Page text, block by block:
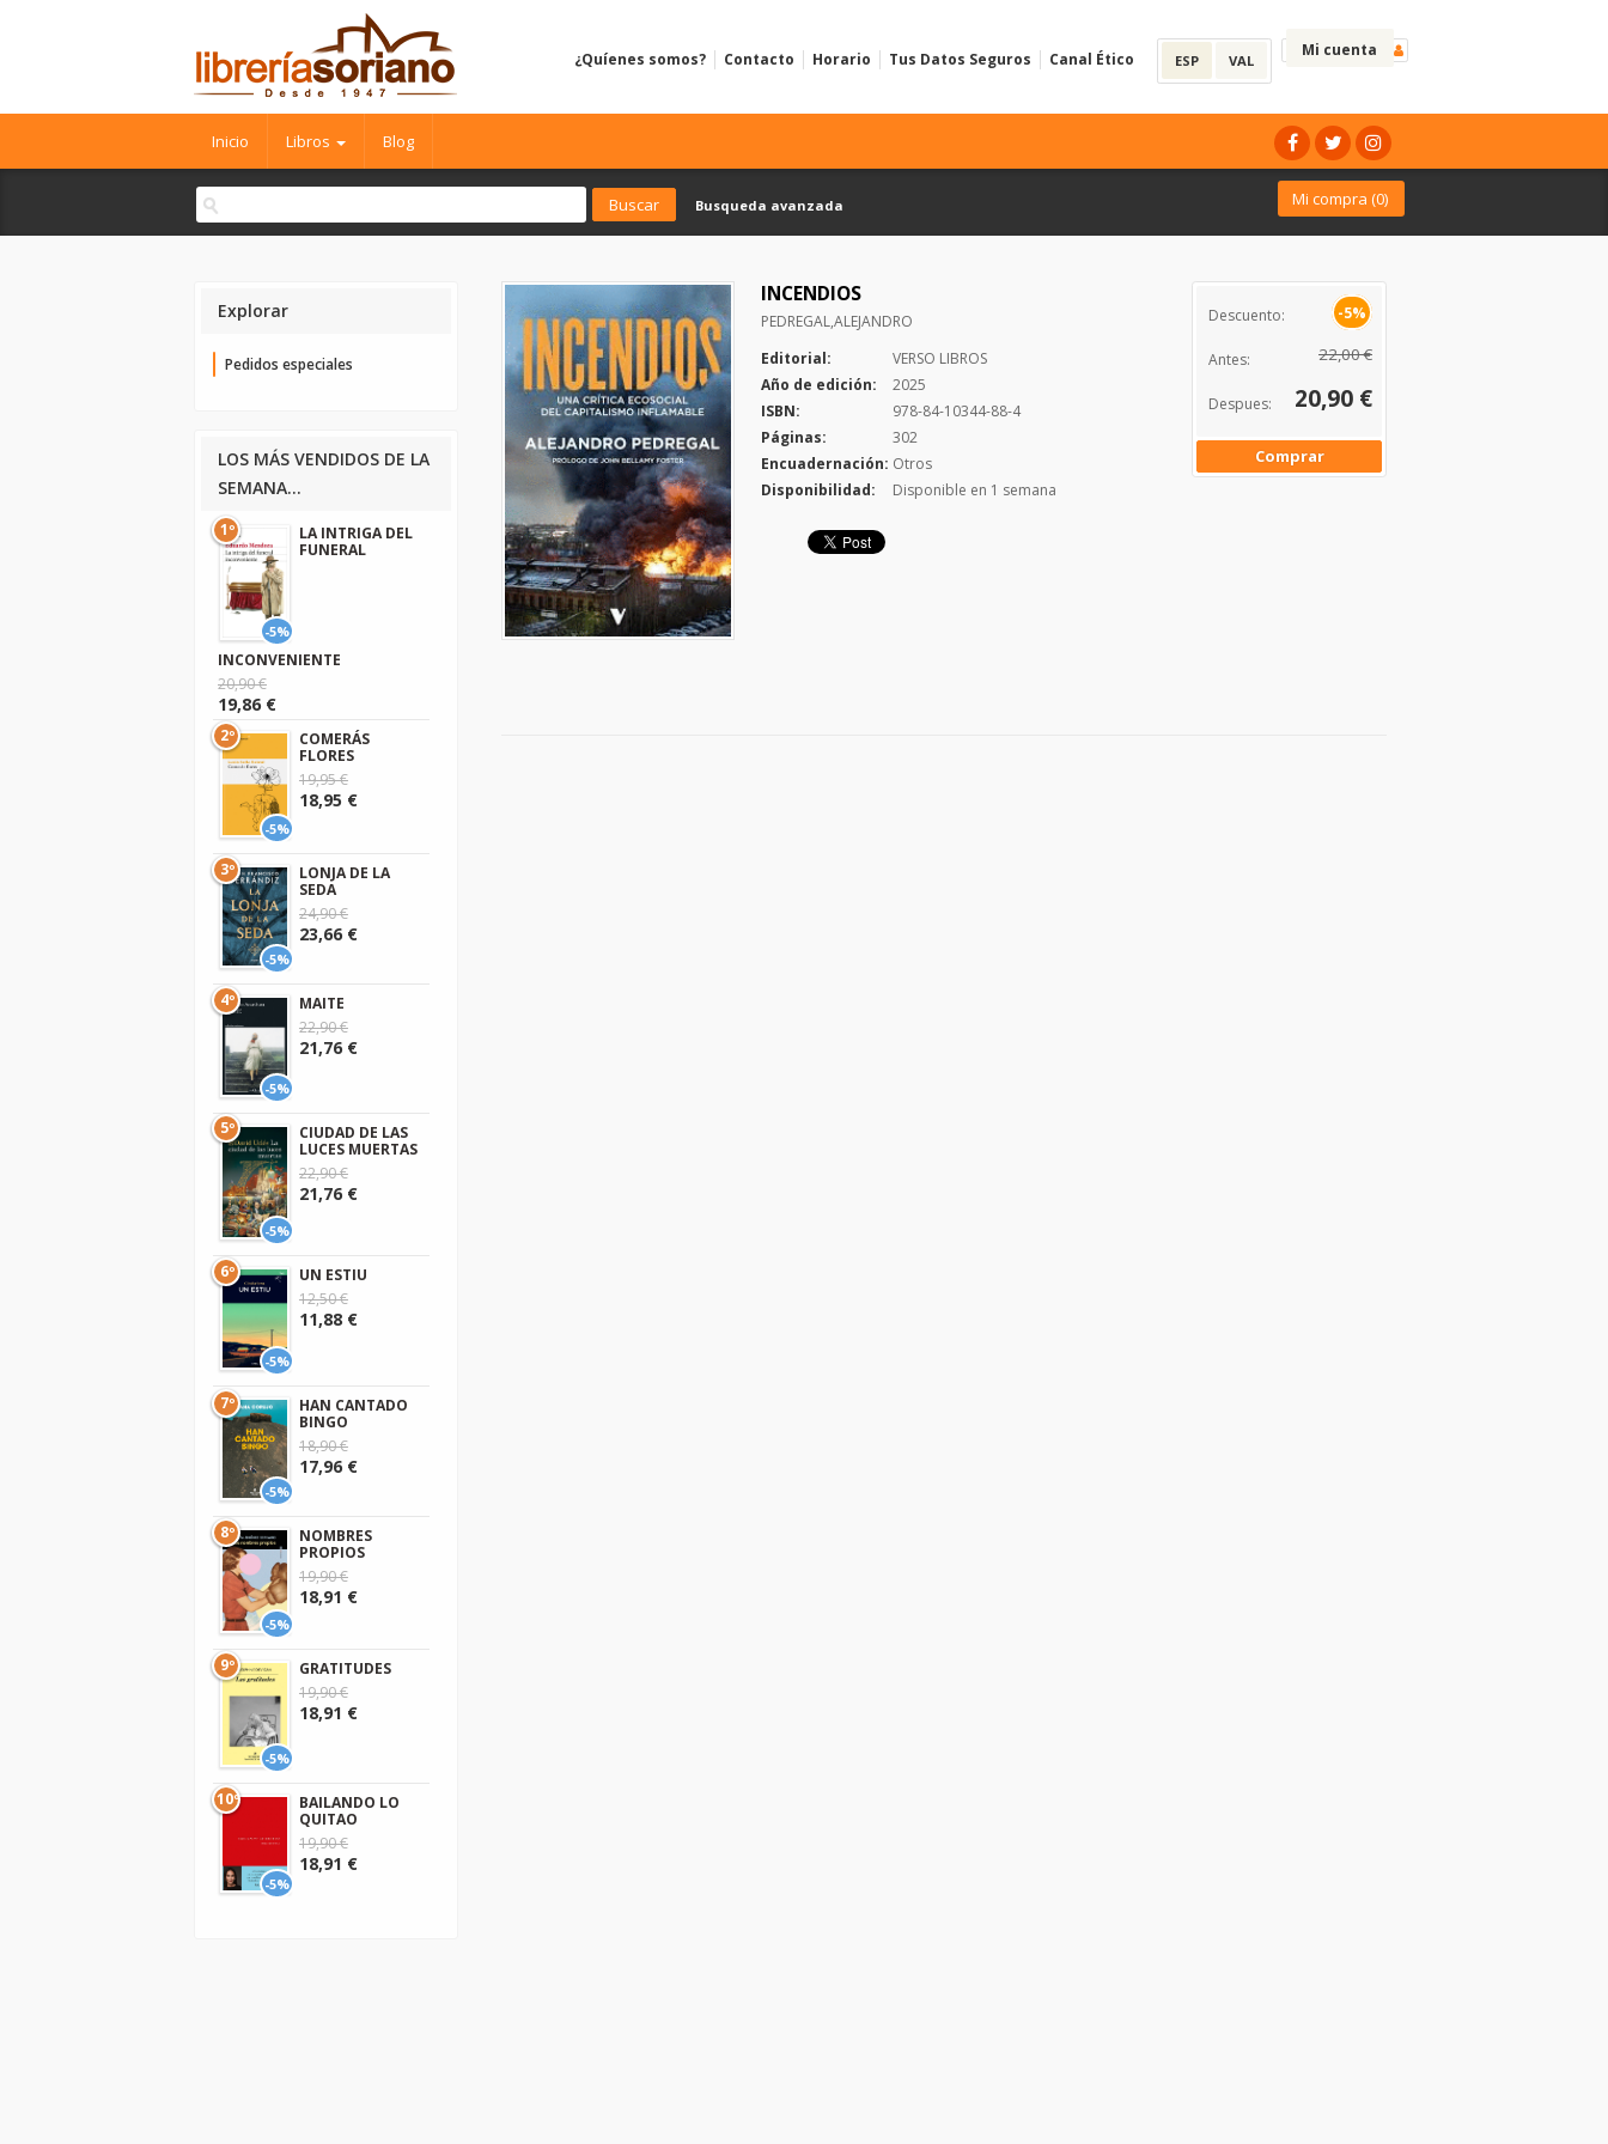
Mi cuenta
ESP VAL
¿Quíenes somos? Contacto Horario Tus Datos Seguros Canal Ético
Inicio Libros Blog
Busqueda avanzada Mi compra (0)
INCENDIOS
PEDREGAL,ALEJANDRO
Editorial:
VERSO LIBROS
Año de edición:
2025
ISBN:
978-84-10344-88-4
Páginas:
302
Encuadernación: Otros
Disponibilidad:
Disponible en 1 semana
Descuento: -5%
Antes: 22,00 €
Despues: 20,90 €
Comprar
Explorar
Pedidos especiales
LOS MÁS VENDIDOS DE LA
SEMANA...
-5%
1º
LA INTRIGA DEL
FUNERAL
INCONVENIENTE
20,90 €
19,86 €
-5%
2º
COMERÁS
FLORES
19,95 €
18,95 €
-5%
3º
LONJA DE LA
SEDA
24,90 €
23,66 €
-5%
4º
MAITE
22,90 €
21,76 €
-5%
5º
CIUDAD DE LAS
LUCES MUERTAS
22,90 €
21,76 €
-5%
6º
UN ESTIU
12,50 €
11,88 €
-5%
7º
HAN CANTADO
BINGO
18,90 €
17,96 €
-5%
8º
NOMBRES
PROPIOS
19,90 €
18,91 €
-5%
9º
GRATITUDES
19,90 €
18,91 €
-5%
10º
BAILANDO LO
QUITAO
19,90 €
18,91 €